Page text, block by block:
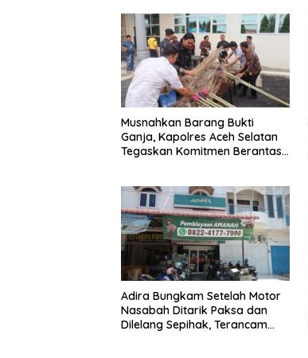
Musnahkan Barang Bukti
Ganja, Kapolres Aceh Selatan
Tegaskan Komitmen Berantas
Adira Bungkam Setelah Motor
Nasabah Ditarik Paksa dan
Dilelang Sepihak, Terancam